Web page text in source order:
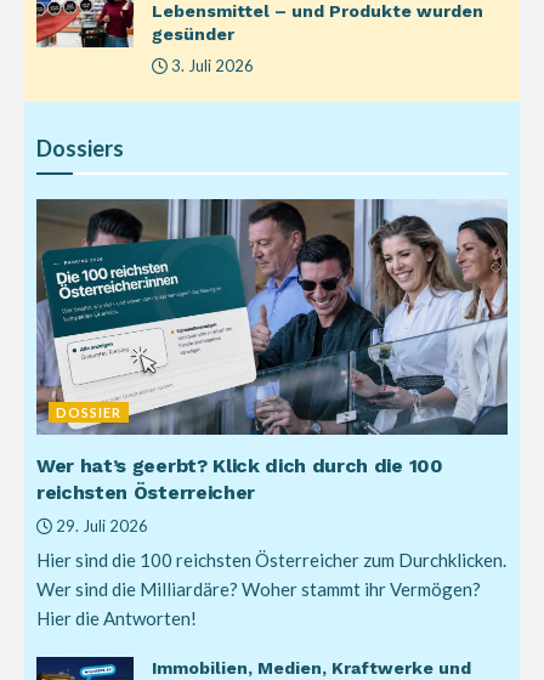
Lebensmittel – und Produkte wurden
gesünder
3. Juli 2026
Dossiers
DOSSIER
Wer hat’s geerbt? Klick dich durch die 100
reichsten Österreicher
29. Juli 2026
Hier sind die 100 reichsten Österreicher zum Durchklicken.
Wer sind die Milliardäre? Woher stammt ihr Vermögen?
Hier die Antworten!
Immobilien, Medien, Kraftwerke und